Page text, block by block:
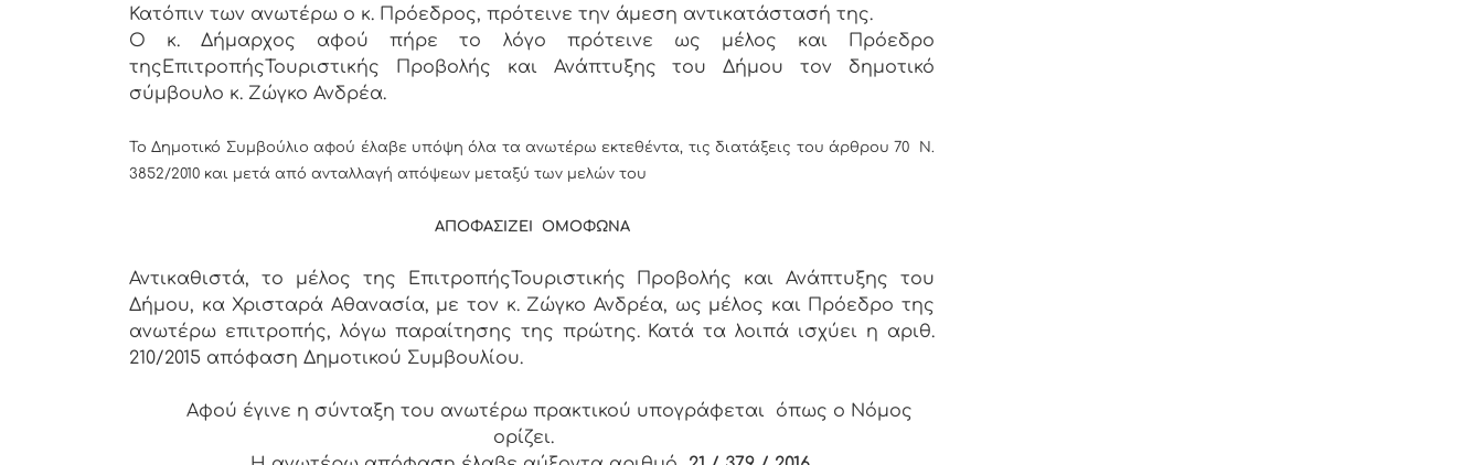
Κατόπιν των ανωτέρω ο κ. Πρόεδρος, πρότεινε την άμεση αντικατάστασή της.
Ο κ. Δήμαρχος αφού πήρε το λόγο πρότεινε ως μέλος και Πρόεδρο
τηςΕπιτροπήςΤουριστικής Προβολής και Ανάπτυξης του Δήμου τον δημοτικό
σύμβουλο κ. Ζώγκο Ανδρέα.
Το Δημοτικό Συμβούλιο αφού έλαβε υπόψη όλα τα ανωτέρω εκτεθέντα, τις διατάξεις του άρθρου 70 Ν.
3852/2010 και μετά από ανταλλαγή απόψεων μεταξύ των μελών του
ΑΠΟΦΑΣΙΖΕΙ ΟΜΟΦΩΝΑ
Αντικαθιστά, το μέλος της ΕπιτροπήςΤουριστικής Προβολής και Ανάπτυξης του
Δήμου, κα Χρισταρά Αθανασία, με τον κ. Ζώγκο Ανδρέα, ως μέλος και Πρόεδρο της
ανωτέρω επιτροπής, λόγω παραίτησης της πρώτης. Κατά τα λοιπά ισχύει η αριθ.
210/2015 απόφαση Δημοτικού Συμβουλίου.
Αφού έγινε η σύνταξη του ανωτέρω πρακτικού υπογράφεται όπως ο Νόμος
ορίζει.